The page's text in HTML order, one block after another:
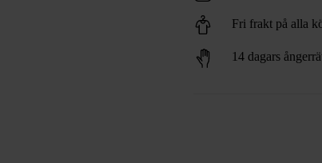
Fri frakt på alla
14 dagars